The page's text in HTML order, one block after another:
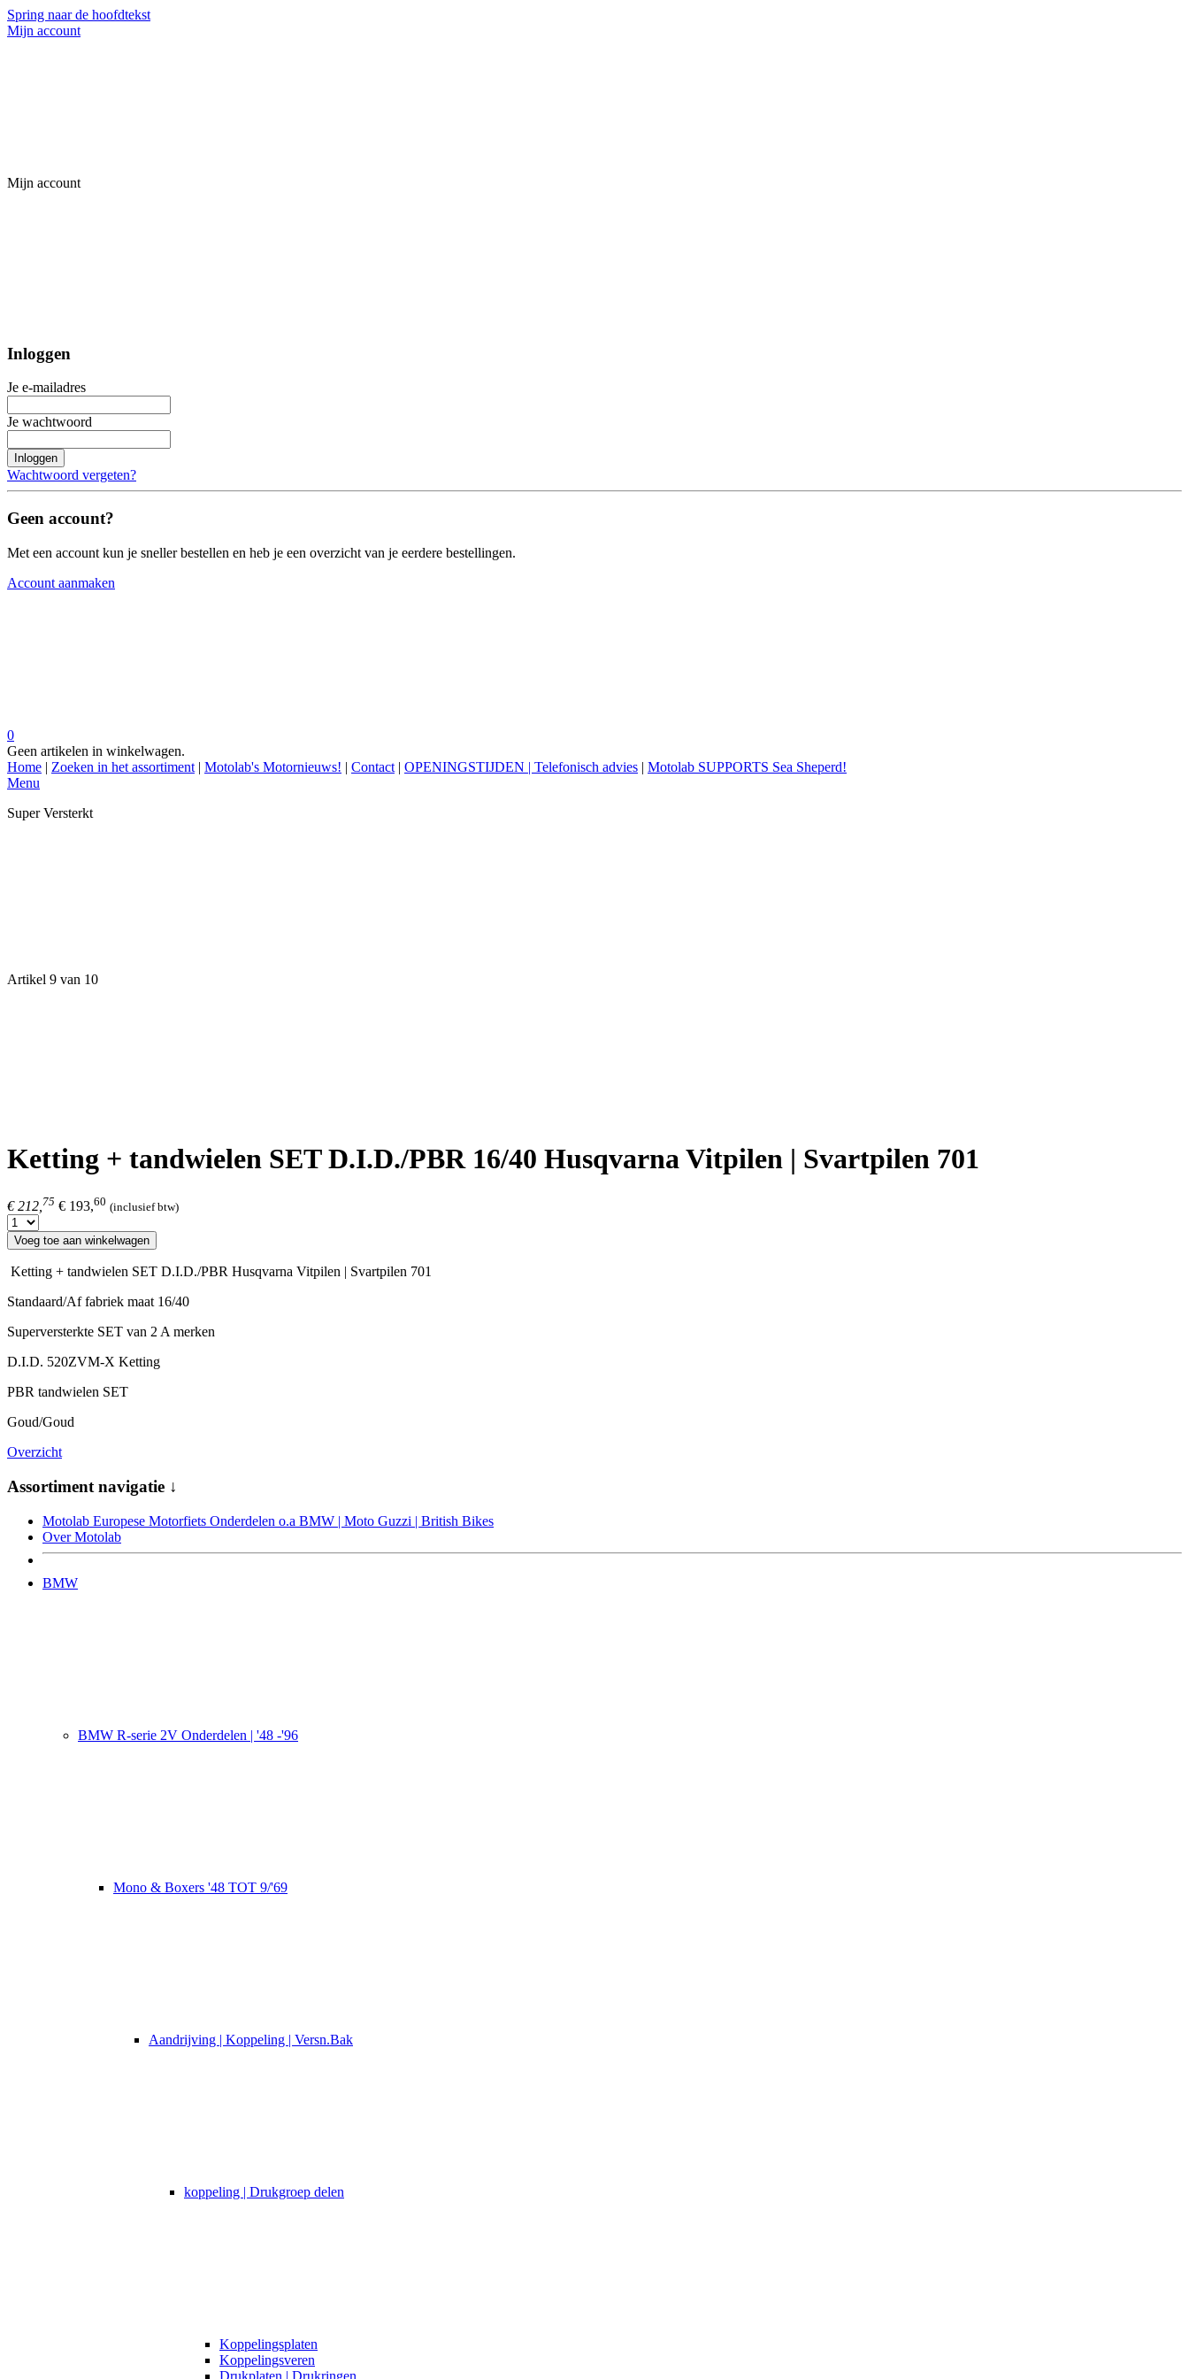
Spring naar de hoofdtekst
Mijn account
Mijn account
Inloggen
Je e-mailadres
Je wachtwoord
Inloggen
Wachtwoord vergeten?
Geen account?
Met een account kun je sneller bestellen en heb je een overzicht van je eerdere bestellingen.
Account aanmaken
0
Geen artikelen in winkelwagen.
Home | Zoeken in het assortiment | Motolab's Motornieuws! | Contact | OPENINGSTIJDEN | Telefonisch advies | Motolab SUPPORTS Sea Sheperd!
Menu
Super Versterkt
Artikel 9 van 10
Ketting + tandwielen SET D.I.D./PBR 16/40 Husqvarna Vitpilen | Svartpilen 701
€ 212, 75 € 193,60 (inclusief btw)
Voeg toe aan winkelwagen
Ketting + tandwielen SET D.I.D./PBR Husqvarna Vitpilen | Svartpilen 701
Standaard/Af fabriek maat 16/40
Superversterkte SET van 2 A merken
D.I.D. 520ZVM-X Ketting
PBR tandwielen SET
Goud/Goud
Overzicht
Assortiment navigatie ↓
Motolab Europese Motorfiets Onderdelen o.a BMW | Moto Guzzi | British Bikes
Over Motolab
BMW
BMW R-serie 2V Onderdelen | '48 -'96
Mono & Boxers '48 TOT 9/'69
Aandrijving | Koppeling | Versn.Bak
koppeling | Drukgroep delen
Koppelingsplaten
Koppelingsveren
Drukplaten | Drukringen